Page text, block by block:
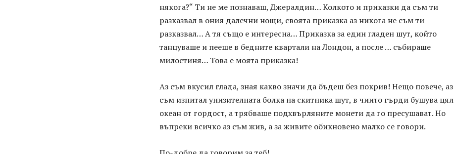
някога?“ Ти не ме познаваш, Джералдин… Колкото и приказки да съм ти
разказвал в ония далечни нощи, своята приказка аз никога не съм ти
разказвал… А тя също е интересна… Приказка за един гладен шут, който
танцуваше и пееше в бедните квартали на Лондон, а после … събираше
милостиня… Това е моята приказка!
Аз съм вкусил глада, зная какво значи да бъдеш без покрив! Нещо повече, аз
съм изпитал унизителната болка на скитника шут, в чиито гърди бушува цял
океан от гордост, а трябваше подхвърляните монети да го пресушават. Но
въпреки всичко аз съм жив, а за живите обикновено малко се говори.